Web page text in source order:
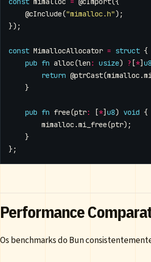
@cInclude("mimalloc.h");
});
const MimallocAllocator = struct {
pub fn alloc(len : usize) ? [*] u8
return @ptrCast(mimalloc .
}
pub fn free(ptr: [*] u8) void {
mimalloc .mi_free(ptr);
}
};
Performance
Os benchmarks do Bun